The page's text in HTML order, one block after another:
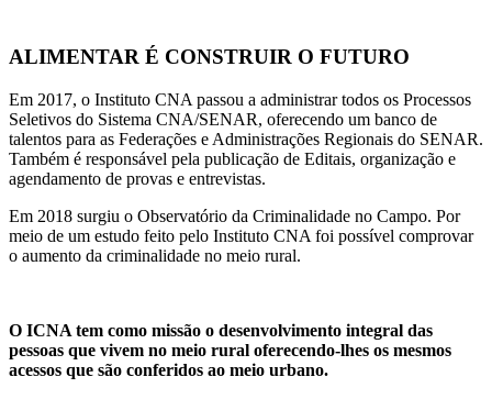
ALIMENTAR É CONSTRUIR O FUTURO
Em 2017, o Instituto CNA passou a administrar todos os Processos
Seletivos do Sistema CNA/SENAR, oferecendo um banco de
talentos para as Federações e Administrações Regionais do SENAR.
Também é responsável pela publicação de Editais, organização e
agendamento de provas e entrevistas.
Em 2018 surgiu o Observatório da Criminalidade no Campo. Por
meio de um estudo feito pelo Instituto CNA foi possível comprovar
o aumento da criminalidade no meio rural.
O ICNA tem como missão o desenvolvimento integral das
pessoas que vivem no meio rural oferecendo-lhes os mesmos
acessos que são conferidos ao meio urbano.